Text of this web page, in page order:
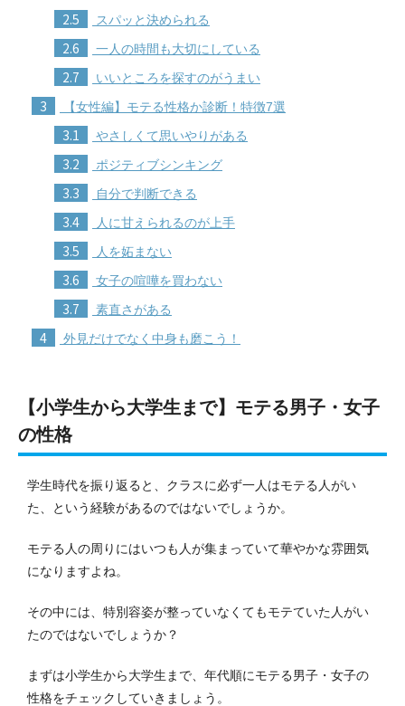
2.5 スパッと決められる
2.6 一人の時間も大切にしている
2.7 いいところを探すのがうまい
3 【女性編】モテる性格か診断！特徴7選
3.1 やさしくて思いやりがある
3.2 ポジティブシンキング
3.3 自分で判断できる
3.4 人に甘えられるのが上手
3.5 人を妬まない
3.6 女子の喧嘩を買わない
3.7 素直さがある
4 外見だけでなく中身も磨こう！
【小学生から大学生まで】モテる男子・女子
の性格
学生時代を振り返ると、クラスに必ず一人はモテる人がい
た、という経験があるのではないでしょうか。
モテる人の周りにはいつも人が集まっていて華やかな雰囲気
になりますよね。
その中には、特別容姿が整っていなくてもモテていた人がい
たのではないでしょうか？
まずは小学生から大学生まで、年代順にモテる男子・女子の
性格をチェックしていきましょう。